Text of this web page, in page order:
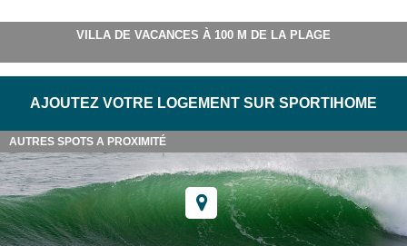
VILLA DE VACANCES À 100 M DE LA PLAGE
AJOUTEZ VOTRE LOGEMENT SUR SPORTIHOME
AUTRES SPOTS A PROXIMITÉ